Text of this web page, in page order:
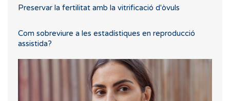
Preservar la fertilitat amb la vitrificació d'òvuls
Com sobreviure a les estadístiques en reproducció
assistida?